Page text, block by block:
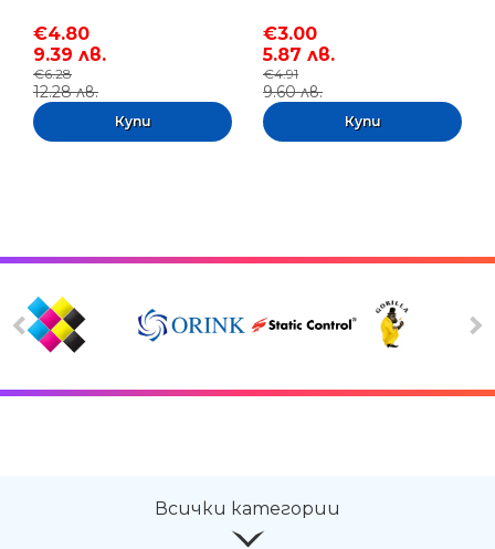
€4.80
9.39 лв.
€6.28
12.28 лв.
€3.00
5.87 лв.
€4.91
9.60 лв.
Всички категории